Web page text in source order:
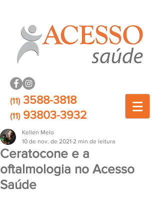
(11)3588-3818
(11)93803-3932
Ceratocone e a
oftalmologia no Acesso
Saúde
Kellen Melo
10 de nov. de 2021 2 min de leitura